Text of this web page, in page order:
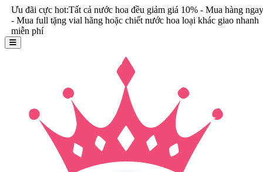
cực hot:Tất cả nước hoa đều giảm giá 10% - Mua hàng ngay
tặng vial hãng hoặc chiết nước hoa loại khác giao nhanh